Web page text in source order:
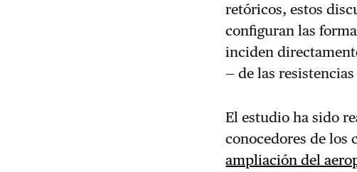
retóricos, estos
configuran las
inciden
— de las
El estudio ha sido
conocedores de los
ampliación del